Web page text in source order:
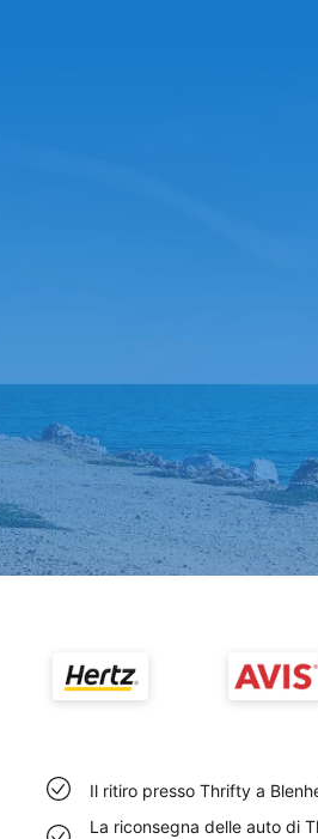
Il ritiro presso Thrifty a
La riconsegna delle auto di